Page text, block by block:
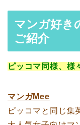
マンガ好き
ご紹介
ピッコマ同様、様
マンガMee
ピッコマと同じ集